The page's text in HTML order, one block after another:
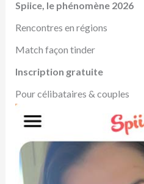
Spiice, le phénomène 2026
Rencontres en régions
Match façon tinder
Inscription gratuite
Pour célibataires & couples